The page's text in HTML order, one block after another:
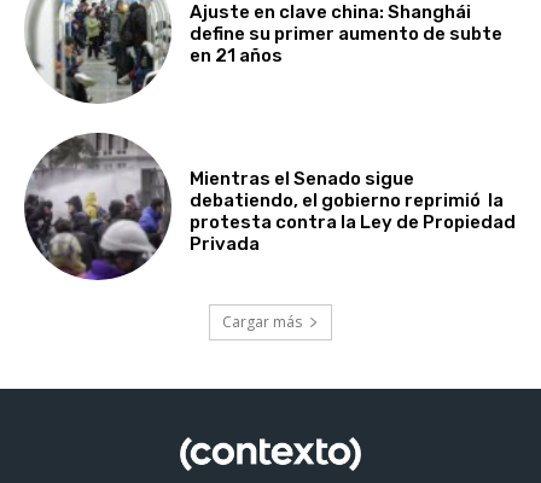
Ajuste en clave china: Shanghái
define su primer aumento de subte
en 21 años
Mientras el Senado sigue
debatiendo, el gobierno reprimió la
protesta contra la Ley de Propiedad
Privada
Cargar más